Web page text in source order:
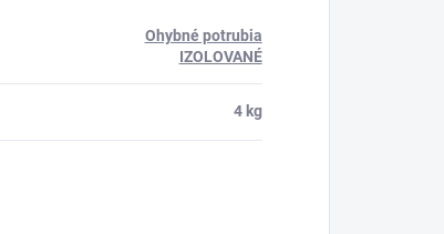
Ohybné potrubia
IZOLOVANÉ
4 kg